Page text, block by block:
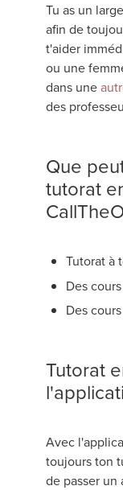
Tu as un
afin de
t'aider
ou une
dans une
des
Que
tutorat
Tutorat à
Des
Des
Tutorat
Avec
toujours ton
de passer